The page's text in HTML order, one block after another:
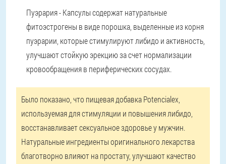
Пуэрария - Капсулы содержат натуральные
фитоэстрогены в виде порошка, выделенные из корня
пуэрарии, которые стимулируют либидо и активность,
улучшают стойкую эрекцию за счет нормализации
кровообращения в периферических сосудах.
Было показано, что пищевая добавка Potencialex,
используемая для стимуляции и повышения либидо,
восстанавливает сексуальное здоровье у мужчин.
Натуральные ингредиенты оригинального лекарства
благотворно влияют на простату, улучшают качество